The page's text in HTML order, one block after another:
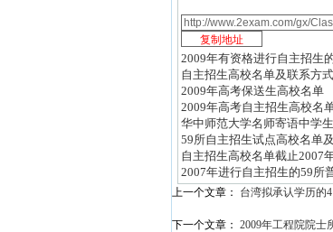
2009年有资格进行自主招生
自主招生高校名单及联系方式
2009年高考保送生高校名单
2009年高考自主招生高校名
华中师范大学名师寄语中学
59所自主招生试点高校名单
自主招生高校名单截止2007
2007年进行自主招生的59所
上一个文章： 台湾拟承认学历的
下一个文章： 2009年工程院院士